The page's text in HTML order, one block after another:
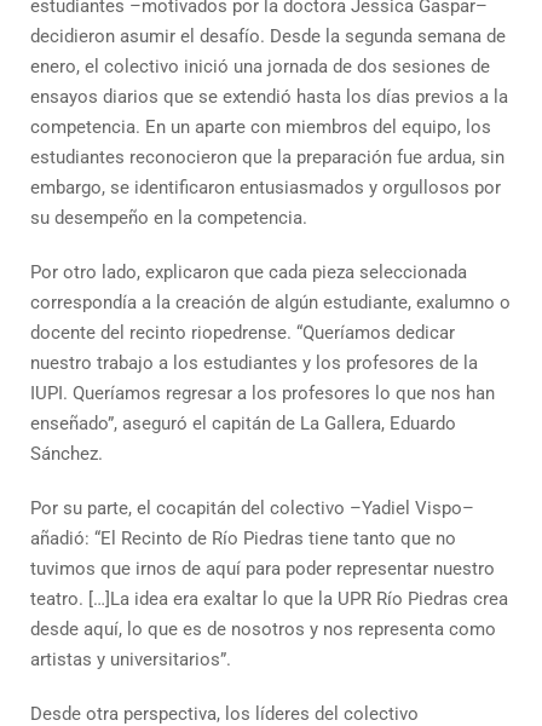
estudiantes –motivados por la doctora Jessica Gaspar–
decidieron asumir el desafío. Desde la segunda semana de
enero, el colectivo inició una jornada de dos sesiones de
ensayos diarios que se extendió hasta los días previos a la
competencia. En un aparte con miembros del equipo, los
estudiantes reconocieron que la preparación fue ardua, sin
embargo, se identificaron entusiasmados y orgullosos por
su desempeño en la competencia.
Por otro lado, explicaron que cada pieza seleccionada
correspondía a la creación de algún estudiante, exalumno o
docente del recinto riopedrense. “Queríamos dedicar
nuestro trabajo a los estudiantes y los profesores de la
IUPI. Queríamos regresar a los profesores lo que nos han
enseñado”, aseguró el capitán de La Gallera, Eduardo
Sánchez.
Por su parte, el cocapitán del colectivo –Yadiel Vispo–
añadió: “El Recinto de Río Piedras tiene tanto que no
tuvimos que irnos de aquí para poder representar nuestro
teatro. […]La idea era exaltar lo que la UPR Río Piedras crea
desde aquí, lo que es de nosotros y nos representa como
artistas y universitarios”.
Desde otra perspectiva, los líderes del colectivo